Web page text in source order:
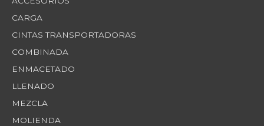
CARGA
CINTAS TRANSPORTADORAS
COMBINADA
ENMACETADO
LLENADO
MEZCLA
MOLIENDA